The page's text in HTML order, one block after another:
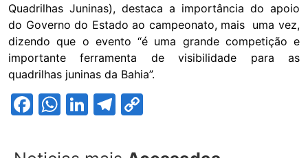
Quadrilhas Juninas), destaca a importância do apoio
do Governo do Estado ao campeonato, mais uma vez,
dizendo que o evento “é uma grande competição e
importante ferramenta de visibilidade para as
quadrilhas juninas da Bahia”.
Facebook
WhatsApp
LinkedIn
Telegram